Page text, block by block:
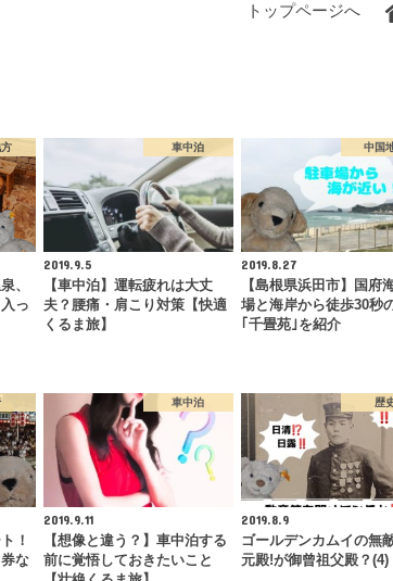
トップページへ
、
っ
車中泊
2019.9.5
【車中泊】運転疲れは大丈
夫？腰痛・肩こり対策【快適
くるま旅】
中国
2019.8.27
【島根県浜田市】国府
場と海岸から徒歩30秒
｢千畳苑｣を紹介
！
な
車中泊
2019.9.11
【想像と違う？】車中泊する
前に覚悟しておきたいこと
歴
2019.8.9
ゴールデンカムイの無
元殿!が御曾祖父殿？(4)